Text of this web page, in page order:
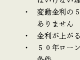
変動金利の
ありません
金利が上が
５０年ロー